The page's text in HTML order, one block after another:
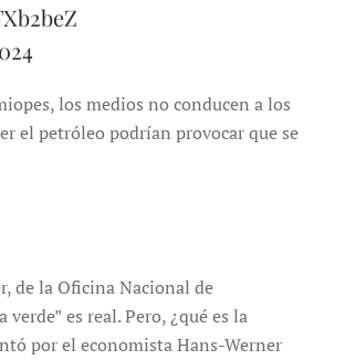
los medios no conducen a los
el petróleo podrían provocar que se
de la Oficina Nacional de
es real. Pero, ¿qué es la
por el economista Hans-Werner